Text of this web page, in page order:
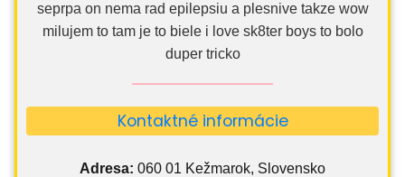
seprpa on nema rad epilepsiu a plesnive takze wow
milujem to tam je to biele i love sk8ter boys to bolo
duper tricko
Kontaktné informácie
Adresa: 060 01 Kežmarok, Slovensko